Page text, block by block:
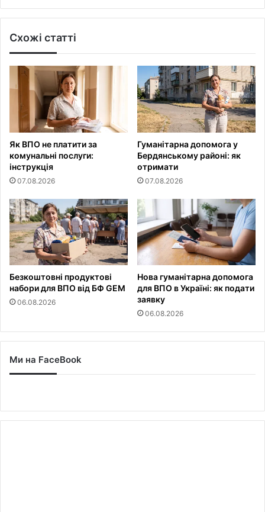
Схожі статті
Як ВПО не платити за
комунальні послуги:
інструкція
07.08.2026
Гуманітарна допомога у
Бердянському районі: як
отримати
07.08.2026
Безкоштовні продуктові
набори для ВПО від БФ GEM
06.08.2026
Нова гуманітарна допомога
для ВПО в Україні: як подати
заявку
06.08.2026
Ми на FaceBook